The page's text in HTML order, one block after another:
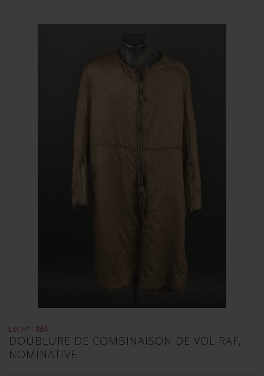
Lot n° : 184
DOUBLURE DE COMBINAISON DE VOL RAF,
NOMINATIVE.